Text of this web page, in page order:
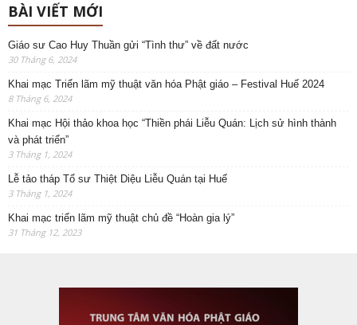
BÀI VIẾT MỚI
Giáo sư Cao Huy Thuần gửi “Tình thư” về đất nước
30 Tháng 6, 2024
Khai mạc Triển lãm mỹ thuật văn hóa Phật giáo – Festival Huế 2024
8 Tháng 6, 2024
Khai mạc Hội thảo khoa học “Thiền phái Liễu Quán: Lịch sử hình thành
và phát triển”
3 Tháng 1, 2024
Lễ tảo tháp Tổ sư Thiệt Diệu Liễu Quán tại Huế
3 Tháng 1, 2024
Khai mạc triển lãm mỹ thuật chủ đề “Hoàn gia lý”
31 Tháng 12, 2023